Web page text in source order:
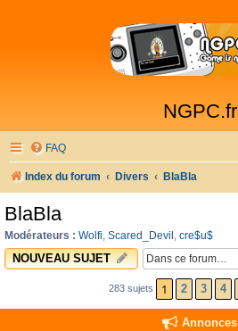
NGPC.fr
FAQ
Index du forum Divers BlaBla
BlaBla
Modérateurs : Wolfi, Scared_Devil , cre$u$
NOUVEAU SUJET
283 sujets 1 2 3 4
Annonces